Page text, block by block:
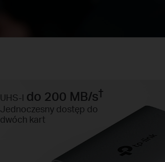
UHS-I do 200 MB/s†
Jednoczesny dostęp do
dwóch kart